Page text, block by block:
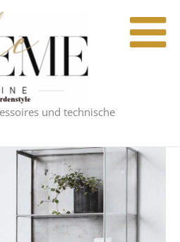
und technische